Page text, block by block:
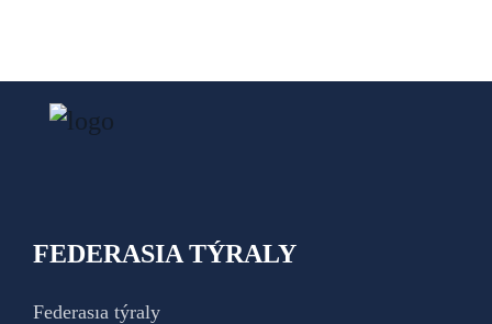
FEDERASIA TÝRALY
Federasıa týraly